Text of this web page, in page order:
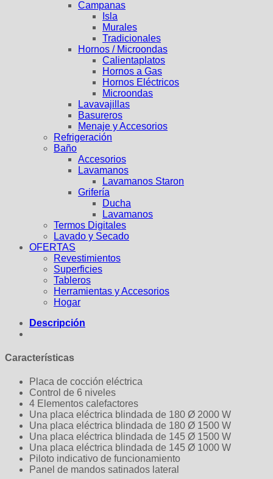
Campanas
Isla
Murales
Tradicionales
Hornos / Microondas
Calientaplatos
Hornos a Gas
Hornos Eléctricos
Microondas
Lavavajillas
Basureros
Menaje y Accesorios
Refrigeración
Baño
Accesorios
Lavamanos
Lavamanos Staron
Grifería
Ducha
Lavamanos
Termos Digitales
Lavado y Secado
OFERTAS
Revestimientos
Superficies
Tableros
Herramientas y Accesorios
Hogar
Descripción
Características
Placa de cocción eléctrica
Control de 6 niveles
4 Elementos calefactores
Una placa eléctrica blindada de 180 Ø 2000 W
Una placa eléctrica blindada de 180 Ø 1500 W
Una placa eléctrica blindada de 145 Ø 1500 W
Una placa eléctrica blindada de 145 Ø 1000 W
Piloto indicativo de funcionamiento
Panel de mandos satinados lateral